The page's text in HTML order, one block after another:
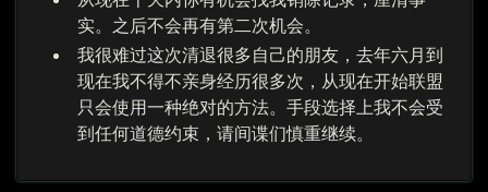
实。之后不会再有第二次机会。
我很难过这次清退很多自己的朋友，去年六月到
现在我不得不亲身经历很多次，从现在开始联盟
只会使用一种绝对的方法。手段选择上我不会受
到任何道德约束，请间谍们慎重继续。